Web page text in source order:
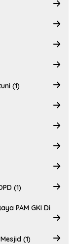
(1)
(1)
PAM GKI Di
(1)